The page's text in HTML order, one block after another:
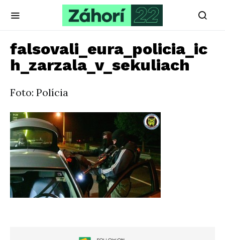
falsovali_eura_policia_ic
h_zarzala_v_sekuliach
Foto: Polícia